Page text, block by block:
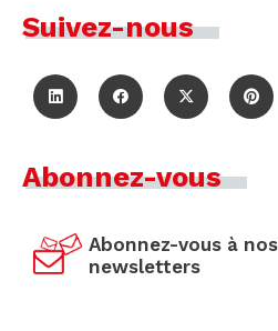
Suivez-nous
Abonnez-vous
Abonnez-vous à nos
newsletters